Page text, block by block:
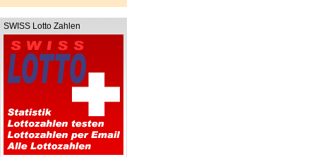
SWISS Lotto Zahlen